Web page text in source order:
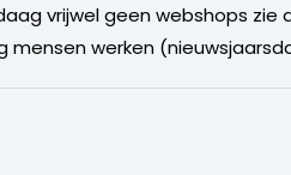
vrijwel geen webshops zie
werken